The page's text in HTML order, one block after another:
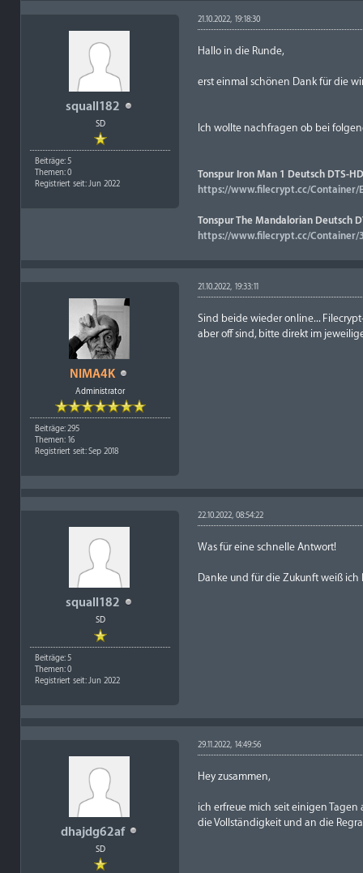
squall182
SD
Beiträge: 5
Themen: 0
Registriert seit: Jun 2022
21.10.2022, 19:18:30
Hallo in die Runde,
erst einmal schönen Dank für die
Ich wollte nachfragen ob bei
Tonspur Iron Man 1 Deutsch DTS-
https://www.filecrypt.cc/Container/
Tonspur The Mandalorian Deutsch
https://www.filecrypt.cc/Container/
NIMA4K
Administrator
Beiträge: 295
Themen: 16
Registriert seit: Sep 2018
21.10.2022, 19:33:11
Sind beide wieder online...
aber off sind, bitte direkt im
squall182
SD
Beiträge: 5
Themen: 0
Registriert seit: Jun 2022
22.10.2022, 08:54:22
Was für eine schnelle Antwort!
Danke und für die Zukunft weiß ich
dhajdg62af
SD
29.11.2022, 14:49:56
Hey zusammen,
ich erfreue mich seit einigen
die Vollständigkeit und an die